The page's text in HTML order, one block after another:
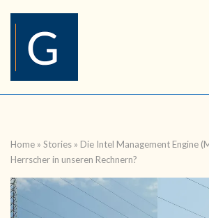
content
Home » Stories » Die Intel Management Engine
Herrscher in unseren Rechnern?